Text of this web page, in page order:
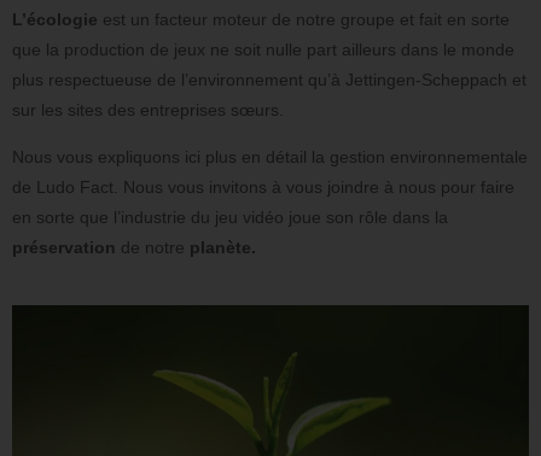
L’écologie est un facteur moteur de notre groupe et fait en sorte
que la production de jeux ne soit nulle part ailleurs dans le monde
plus respectueuse de l’environnement qu’à Jettingen-Scheppach et
sur les sites des entreprises sœurs.
Nous vous expliquons ici plus en détail la gestion environnementale
de Ludo Fact. Nous vous invitons à vous joindre à nous pour faire
en sorte que l’industrie du jeu vidéo joue son rôle dans la
préservation de notre planète.